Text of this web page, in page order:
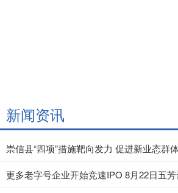
新闻资讯
崇信县“四项”措施靶向发力 促进新业态群
更多老字号企业开始竞速IPO 8月22日五